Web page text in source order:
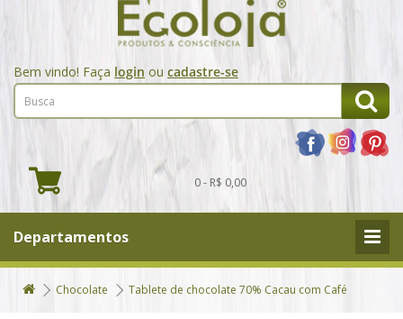
Bem vindo! Faça login ou cadastre-se
0 - R$ 0,00
Departamentos
Chocolate Tablete de chocolate 70% Cacau com Café